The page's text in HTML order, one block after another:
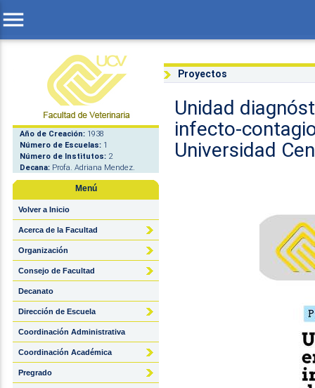
menu
Año de Creación: 1938
Número de Escuelas: 1
Número de Institutos: 2
Decana: Profa. Adriana Mendez.
Menú
Volver a Inicio
Acerca de la Facultad
Organización
Consejo de Facultad
Decanato
Dirección de Escuela
Coordinación Administrativa
Coordinación Académica
Pregrado
Proyectos
Unidad
infecto-
Universidad